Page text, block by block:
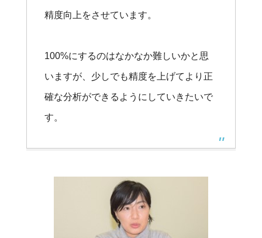
精度向上をさせています。
100%にするのはなかなか難しいかと思
いますが、少しでも精度を上げてより正
確な分析ができるようにしていきたいで
す。